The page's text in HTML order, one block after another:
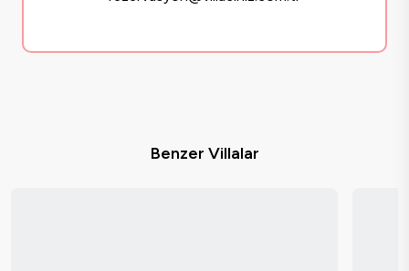
Benzer Villalar